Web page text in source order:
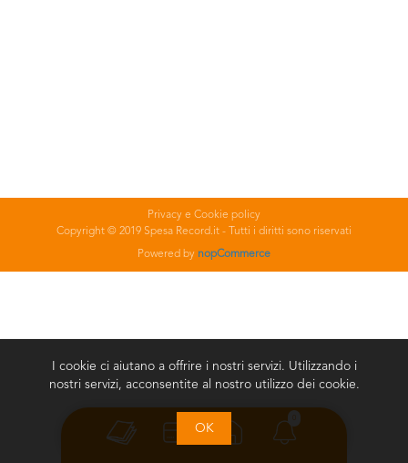
Privacy e Cookie policy
Copyright © 2019 Spesa Record.it - Tutti i diritti sono riservati
Powered by nopCommerce
I cookie ci aiutano a offrire i nostri servizi. Utilizzando i
nostri servizi, acconsentite al nostro utilizzo dei cookie.
OK